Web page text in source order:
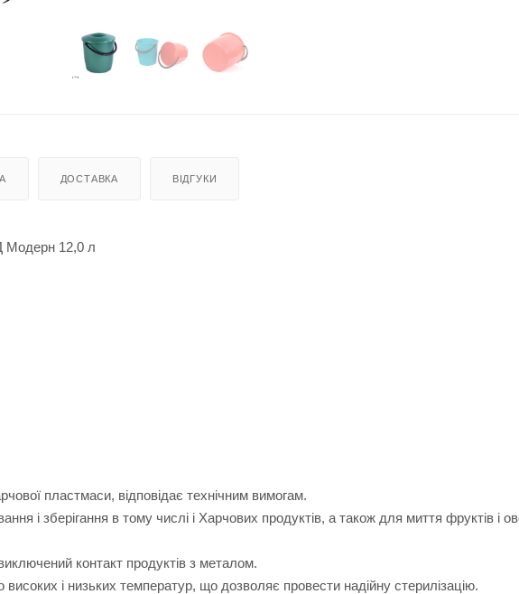
ДОСТАВКА ВІДГУКИ
Модерн 12,0 л
пластмаси, відповідає технічним вимогам.
і зберігання в тому числі і Харчових продуктів, а також для миття фруктів і
контакт продуктів з металом.
і низьких температур, що дозволяє провести надійну стерилізацію.